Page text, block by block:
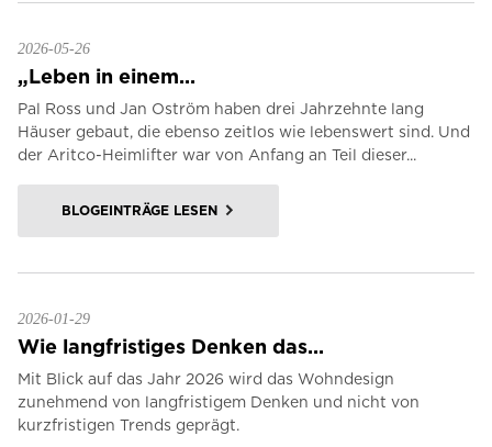
2026-05-26
„Leben in einem...
Pal Ross und Jan Oström haben drei Jahrzehnte lang
Häuser gebaut, die ebenso zeitlos wie lebenswert sind. Und
der Aritco-Heimlifter war von Anfang an Teil dieser...
BLOGEINTRÄGE LESEN
2026-01-29
Wie langfristiges Denken das...
Mit Blick auf das Jahr 2026 wird das Wohndesign
zunehmend von langfristigem Denken und nicht von
kurzfristigen Trends geprägt.